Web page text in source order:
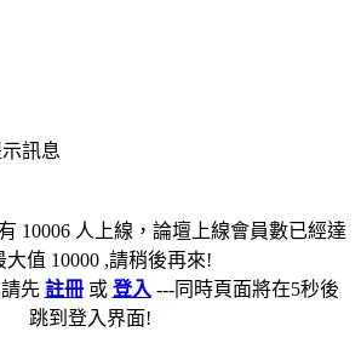
訊息
10006 人上線，論壇上線會員數已經達
大值 10000 ,請稍後再來!
先 註冊或 登入 ---同時頁面將在5秒後
跳到登入界面!